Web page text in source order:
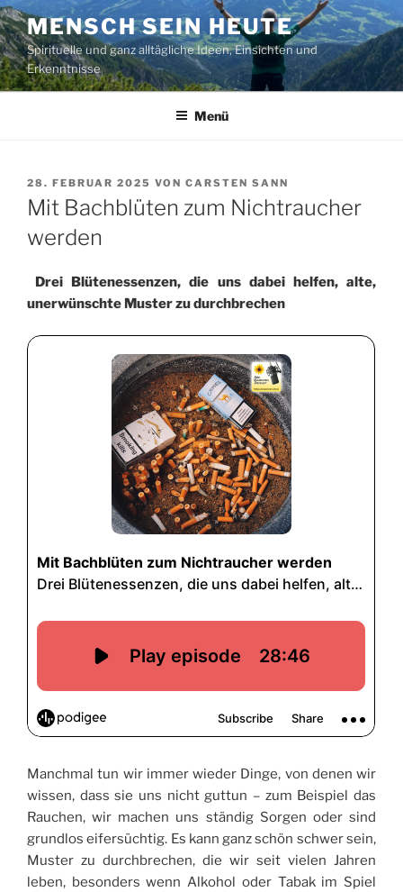
Zum
Inhalt
springen
MENSCH SEIN HEUTE
Spirituelle und ganz alltägliche Ideen, Einsichten und
Erkenntnisse
Menü
VERÖFFENTLICHT
AM
28. FEBRUAR 2025 VON CARSTEN SANN
Mit Bachblüten zum Nichtraucher
werden
Drei Blütenessenzen, die uns dabei helfen, alte,
unerwünschte Muster zu durchbrechen
Manchmal tun wir immer wieder Dinge, von denen wir
wissen, dass sie uns nicht guttun – zum Beispiel das
Rauchen, wir machen uns ständig Sorgen oder sind
grundlos eifersüchtig. Es kann ganz schön schwer sein,
Muster zu durchbrechen, die wir seit vielen Jahren
leben, besonders wenn Alkohol oder Tabak im Spiel